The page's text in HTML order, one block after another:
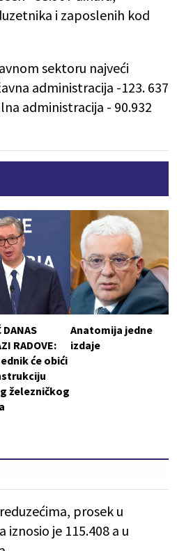
i zaposlenih kod
sektoru najveći
administracija -123. 637
administracija - 90.932
DANAS
RADOVE:
će obići
železničkog
Anatomija jedne
izdaje
prosek u
je 115.408 a u